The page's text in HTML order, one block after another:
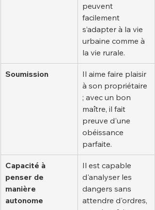
peuvent
facilement
s’adapter à la vie
urbaine comme à
la vie rurale.
Soumission
Il aime faire plaisir
à son propriétaire
; avec un bon
maître, il fait
preuve d'une
obéissance
parfaite.
Capacité à
penser de
manière
autonome
Il est capable
d'analyser les
dangers sans
attendre d'ordres,